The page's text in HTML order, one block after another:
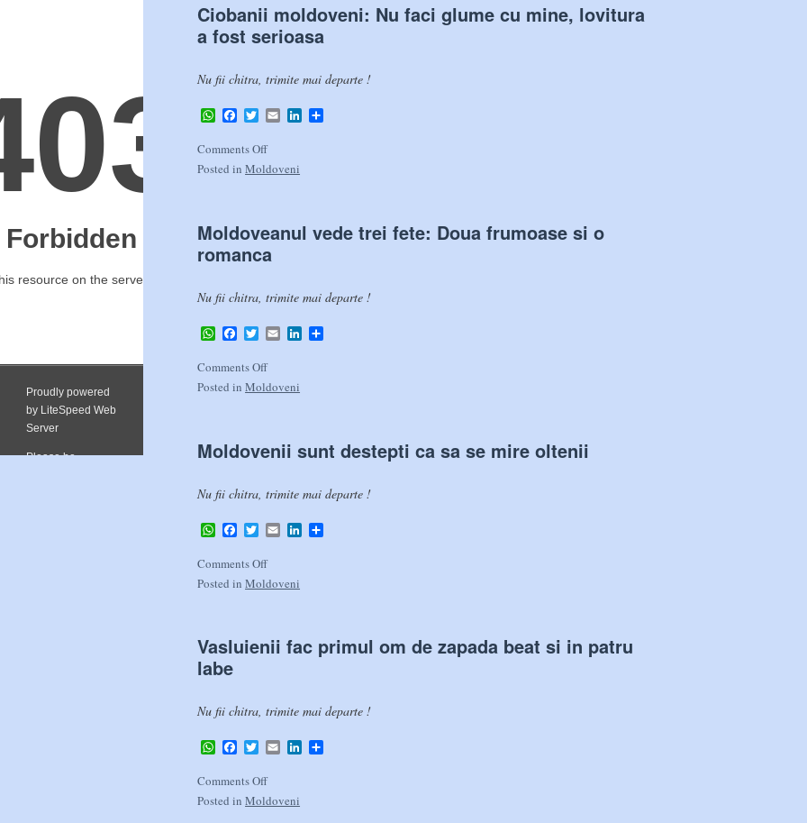
Ciobanii moldoveni: Nu faci glume cu mine, lovitura
a fost serioasa
Nu fii chitra, trimite mai departe !
WhatsApp
Facebook
TwitterEmailLinkedIn
Comments Off
Posted in Moldoveni
Moldoveanul vede trei fete: Doua frumoase si o
romanca
Nu fii chitra, trimite mai departe !
WhatsApp
Facebook
TwitterEmailLinkedIn
Comments Off
Posted in Moldoveni
Moldovenii sunt destepti ca sa se mire oltenii
Nu fii chitra, trimite mai departe !
WhatsApp
Facebook
TwitterEmailLinkedIn
Comments Off
Posted in Moldoveni
Vasluienii fac primul om de zapada beat si in patru
labe
Nu fii chitra, trimite mai departe !
WhatsApp
Facebook
TwitterEmailLinkedIn
Comments Off
Posted in Moldoveni